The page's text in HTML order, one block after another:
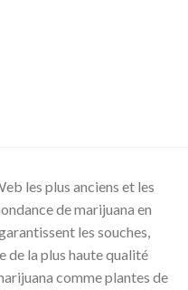
les plus anciens et les
de marijuana en
les souches,
de la plus haute qualité
comme plantes de